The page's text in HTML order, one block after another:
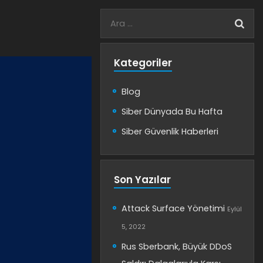
Kategoriler
Blog
Siber Dünyada Bu Hafta
Siber Güvenlik Haberleri
Son Yazılar
Attack Surface Yönetimi Eylül
5, 2022
Rus Sberbank, Büyük DDoS